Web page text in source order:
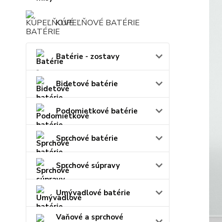
KÚPEĽŇOVÉ BATÉRIE
Batérie - zostavy
Bidetové batérie
Podomietkové batérie
Sprchové batérie
Sprchové súpravy
Umývadlové batérie
Vaňové a sprchové